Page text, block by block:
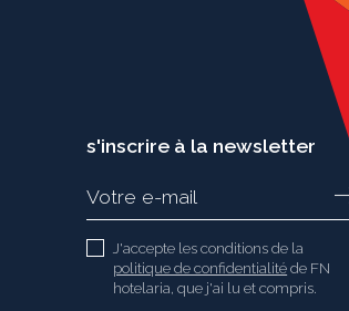
s'inscrire à la newsletter
J'accepte les conditions de la
politique de confidentialitéde FN
hotelaria, que j'ai lu et compris.